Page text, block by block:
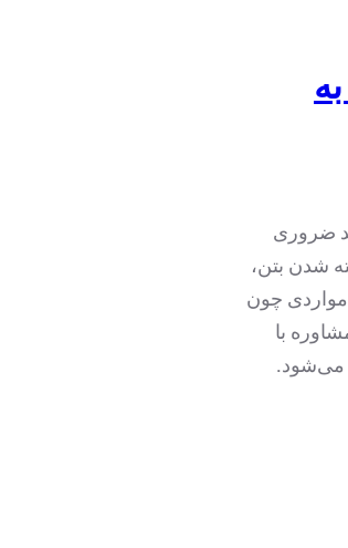
ضروری
شدن بتن،
چون
با
می‌شود.